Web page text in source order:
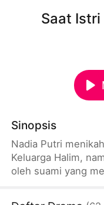
Saat
Sinopsis
Nadia Putri
Keluarga Halim,
oleh suami yang